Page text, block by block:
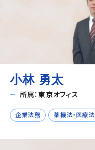
小林 勇太
所属：東京オフィス
企業法務 薬機法・医療法